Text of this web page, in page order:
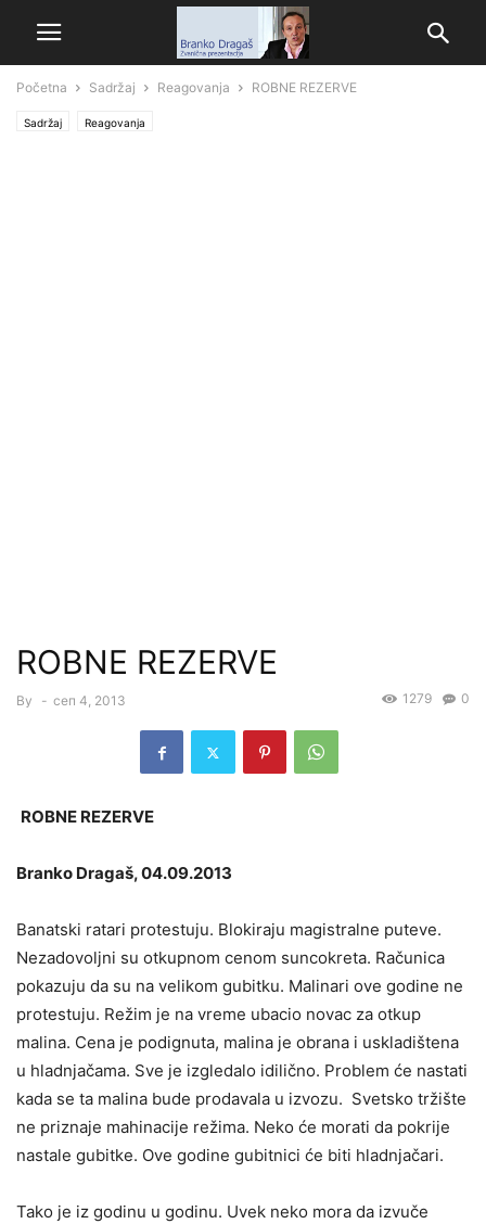
Početna Sadržaj Reagovanja ROBNE REZERVE
Sadržaj Reagovanja
ROBNE REZERVE
By - сеп 4, 2013 0
1279
ROBNE REZERVE
Branko Dragaš, 04.09.2013
Banatski ratari protestuju. Blokiraju magistralne puteve.
Nezadovoljni su otkupnom cenom suncokreta. Računica
pokazuju da su na velikom gubitku. Malinari ove godine ne
protestuju. Režim je na vreme ubacio novac za otkup
malina. Cena je podignuta, malina je obrana i uskladištena
u hladnjačama. Sve je izgledalo idilično. Problem će nastati
kada se ta malina bude prodavala u izvozu. Svetsko tržište
ne priznaje mahinacije režima. Neko će morati da pokrije
nastale gubitke. Ove godine gubitnici će biti hladnjačari.
Tako je iz godinu u godinu. Uvek neko mora da izvuče